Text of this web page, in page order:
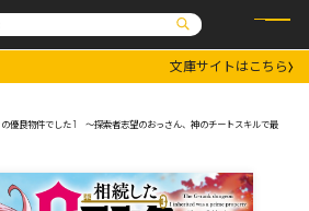
ノベルス
ノベルスf
オーバーラップ広報室
文庫サイトはこちら
優良物件でした 1 ～探索者志望のおっさん、神のチートスキルで最